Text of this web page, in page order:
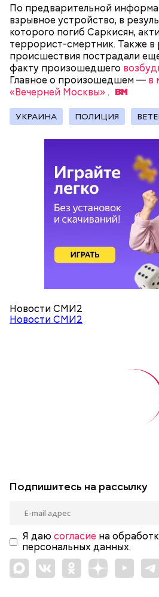
По предварительной
взрывное устройство, в
которого погиб Саркисян,
террорист-смертник. Также в
происшествия пострадали
факту произошедшего
Главное о произошедшем — в
«Вечерней Москвы».
УКРАИНА ПОЛИЦИЯ
Новости СМИ2
Новости СМИ2
Подпишитесь на рассылку
Я даю согласие на
персональных данных.